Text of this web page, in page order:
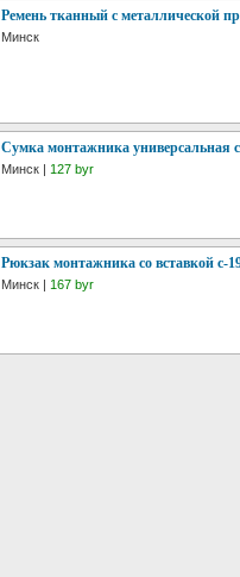
Ремень тканный с металлической
Минск
Сумка монтажника универсальная
Минск | 127 byr
Рюкзак монтажника со вставкой с-
Минск | 167 byr